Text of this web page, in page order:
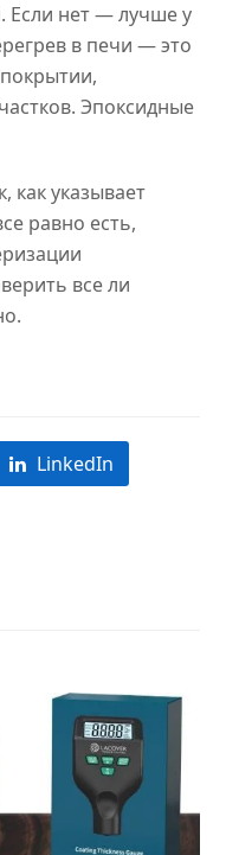
Если нет — лучше у
в печи — это
Эпоксидные
как указывает
равно есть,
все ли
LinkedIn